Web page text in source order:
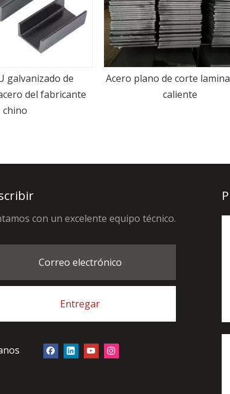
corte laminado en
Barra plana de aluminio
calidad
con un excelente equipo técnico.
Correo electrónico
Entregar